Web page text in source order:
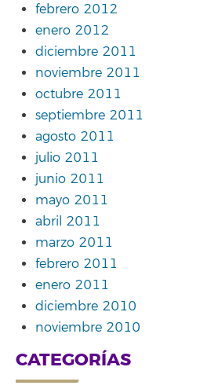
febrero 2012
enero 2012
diciembre 2011
noviembre 2011
octubre 2011
septiembre 2011
agosto 2011
julio 2011
junio 2011
mayo 2011
abril 2011
marzo 2011
febrero 2011
enero 2011
diciembre 2010
noviembre 2010
CATEGORÍAS